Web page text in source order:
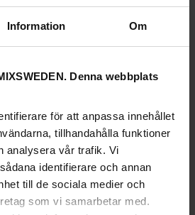
Information Om
Denna webbplats
för att anpassa innehållet
tillhandahålla funktioner
analysera vår trafik. Vi
identifierare och annan
till de sociala medier och
som vi samarbetar med.
OMNILUX 230V/1000W GX-9.5 3200K ROUNDLUX
566 kr
GÅ TILL PRODUKT